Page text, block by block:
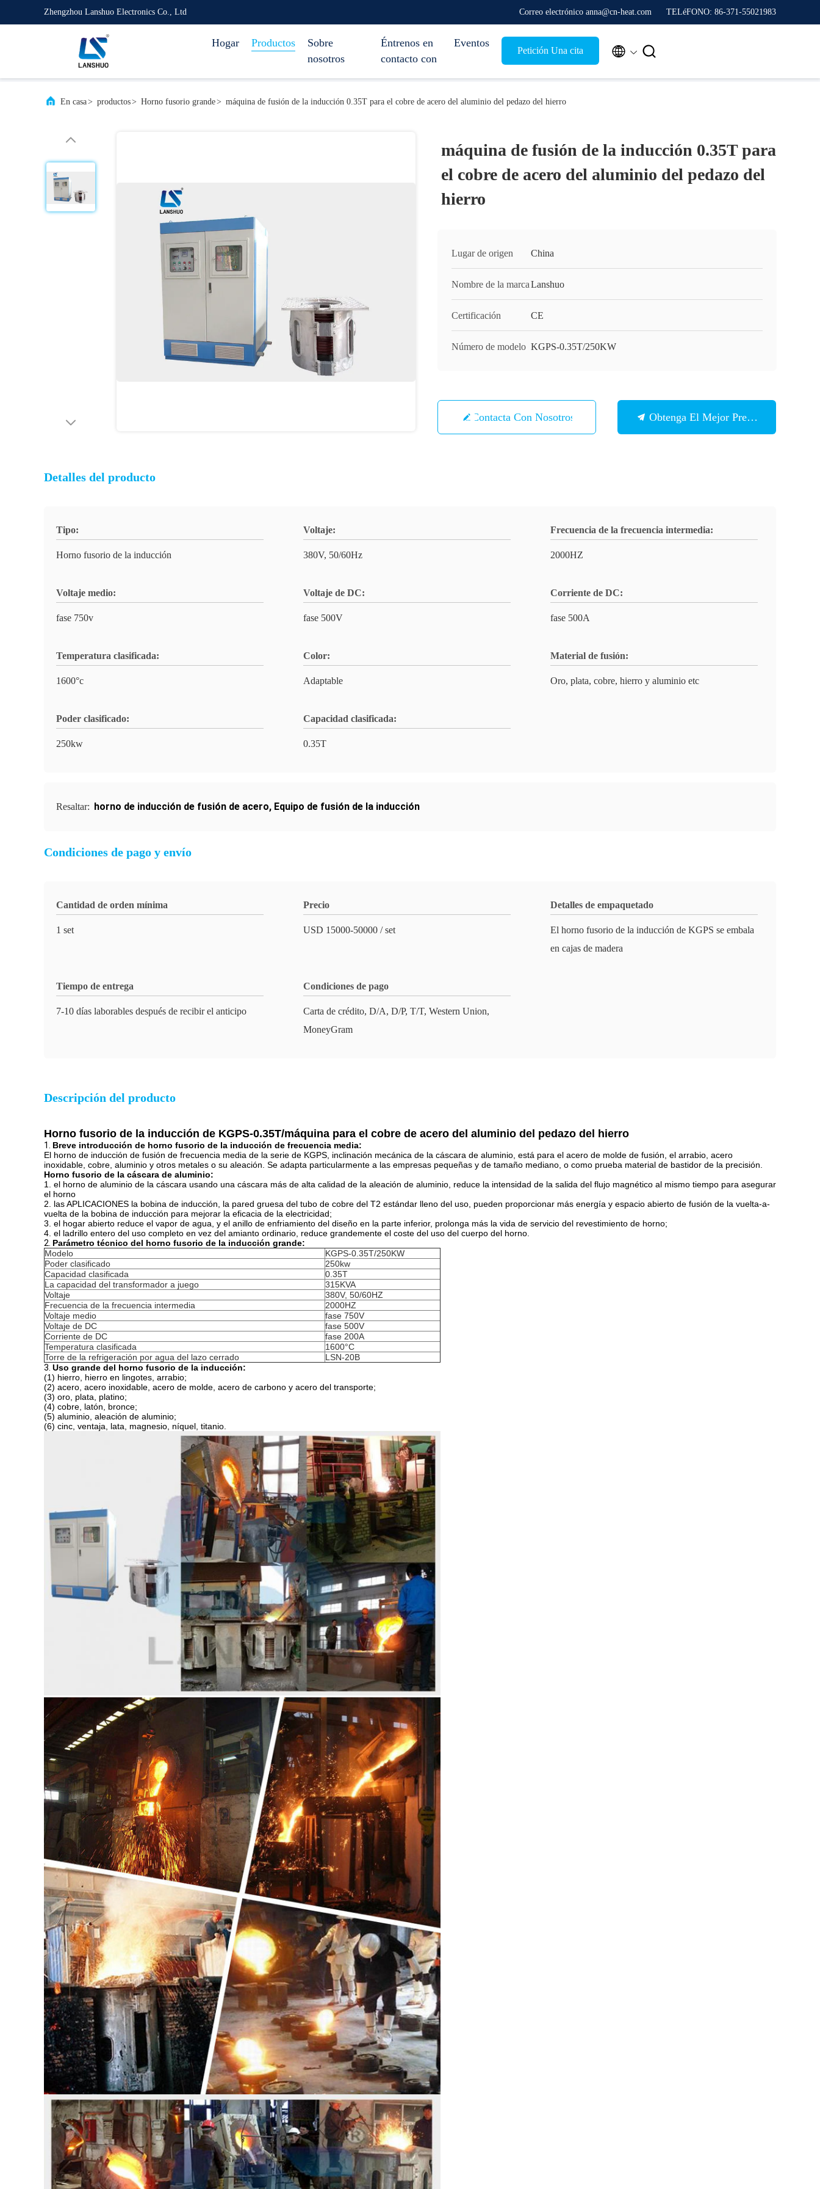
Zhengzhou Lanshuo Electronics Co., Ltd Correo electrónico anna@cn-heat.com TELéFONO: 86-371-55021983
Hogar Productos
Sobre
nosotros
Éntrenos en
contacto con
Eventos
Petición Una cita  
En casa> productos> Horno fusorio grande> máquina de fusión de la inducción 0.35T para el cobre de acero del aluminio del pedazo del hierro
máquina de fusión de la inducción 0.35T para
el cobre de acero del aluminio del pedazo del
hierro
Lugar de origen China
Nombre de la marcaLanshuo
Certificación CE
Número de modelo KGPS-0.35T/250KW
Contacta Con Nosotros Obtenga El Mejor Precio
Detalles del producto
Tipo:
Horno fusorio de la inducción
Voltaje:
380V, 50/60Hz
Frecuencia de la frecuencia intermedia:
2000HZ
Voltaje medio:
fase 750v
Voltaje de DC:
fase 500V
Corriente de DC:
fase 500A
Temperatura clasificada:
1600°c
Color:
Adaptable
Material de fusión:
Oro, plata, cobre, hierro y aluminio etc
Poder clasificado:
250kw
Capacidad clasificada:
0.35T
Resaltar: horno de inducción de fusión de acero, Equipo de fusión de la inducción
Condiciones de pago y envío
Cantidad de orden mínima
1 set
Precio
USD 15000-50000 / set
Detalles de empaquetado
El horno fusorio de la inducción de KGPS se embala
en cajas de madera
Tiempo de entrega
7-10 días laborables después de recibir el anticipo
Condiciones de pago
Carta de crédito, D/A, D/P, T/T, Western Union,
MoneyGram
Descripción del producto
Horno fusorio de la inducción de KGPS-0.35T/máquina para el cobre de acero del aluminio del pedazo del hierro
1. Breve introducción de horno fusorio de la inducción de frecuencia media:
El horno de inducción de fusión de frecuencia media de la serie de KGPS, inclinación mecánica de la cáscara de aluminio, está para el acero de molde de fusión, el arrabio, acero
inoxidable, cobre, aluminio y otros metales o su aleación. Se adapta particularmente a las empresas pequeñas y de tamaño mediano, o como prueba material de bastidor de la precisión.
Horno fusorio de la cáscara de aluminio:
1. el horno de aluminio de la cáscara usando una cáscara más de alta calidad de la aleación de aluminio, reduce la intensidad de la salida del flujo magnético al mismo tiempo para asegurar
el horno
2. las APLICACIONES la bobina de inducción, la pared gruesa del tubo de cobre del T2 estándar lleno del uso, pueden proporcionar más energía y espacio abierto de fusión de la vuelta-a-
vuelta de la bobina de inducción para mejorar la eficacia de la electricidad;
3. el hogar abierto reduce el vapor de agua, y el anillo de enfriamiento del diseño en la parte inferior, prolonga más la vida de servicio del revestimiento de horno;
4. el ladrillo entero del uso completo en vez del amianto ordinario, reduce grandemente el coste del uso del cuerpo del horno.
2. Parámetro técnico del horno fusorio de la inducción grande:
Modelo
KGPS-0.35T/250KW
Poder clasificado
250kw
Capacidad clasificada
0.35T
La capacidad del transformador a juego
315KVA
Voltaje
380V, 50/60HZ
Frecuencia de la frecuencia intermedia
2000HZ
Voltaje medio
fase 750V
Voltaje de DC
fase 500V
Corriente de DC
fase 200A
Temperatura clasificada
1600°C
Torre de la refrigeración por agua del lazo cerrado
LSN-20B
3. Uso grande del horno fusorio de la inducción:
(1) hierro, hierro en lingotes, arrabio;
(2) acero, acero inoxidable, acero de molde, acero de carbono y acero del transporte;
(3) oro, plata, platino;
(4) cobre, latón, bronce;
(5) aluminio, aleación de aluminio;
(6) cinc, ventaja, lata, magnesio, níquel, titanio.